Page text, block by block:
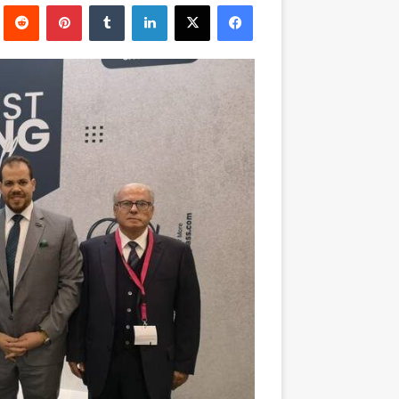
إلكترونيا
فيسبوك ‫X لينكدإن بينتيريست